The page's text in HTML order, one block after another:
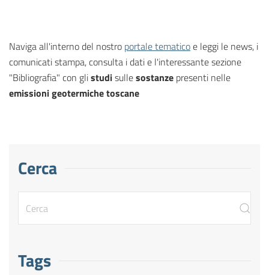
Naviga all'interno del nostro portale tematicoe leggi le news, i
comunicati stampa, consulta i dati e l'interessante sezione
"Bibliografia" con glistudisullesostanze presenti nelle
emissioni geotermiche toscane
Cerca
Tags